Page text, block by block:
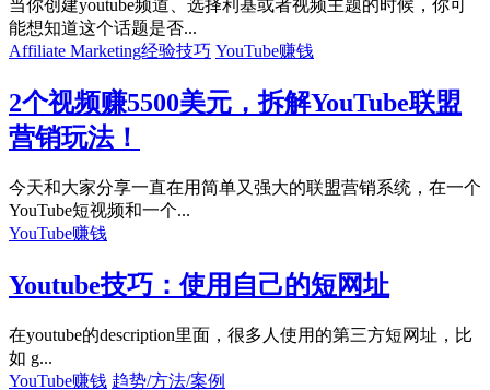
当你创建youtube频道、选择利基或者视频主题的时候，你可
能想知道这个话题是否...
Affiliate Marketing经验技巧 YouTube赚钱
2个视频赚5500美元，拆解YouTube联盟
营销玩法！
今天和大家分享一直在用简单又强大的联盟营销系统，在一个
YouTube短视频和一个...
YouTube赚钱
Youtube技巧：使用自己的短网址
在youtube的description里面，很多人使用的第三方短网址，比
如 g...
YouTube赚钱 趋势/方法/案例